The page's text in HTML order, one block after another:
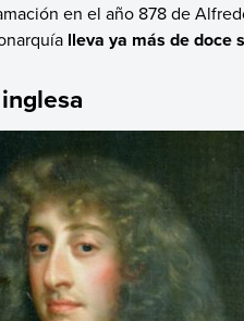
en el año 878 de
lleva ya más de doce